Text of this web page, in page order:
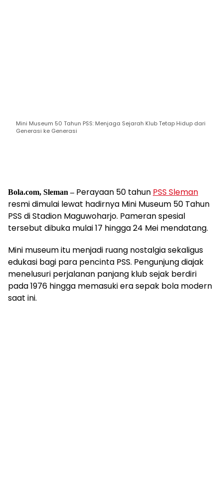
Mini Museum 50 Tahun PSS: Menjaga Sejarah Klub Tetap Hidup dari
Generasi ke Generasi
Bola.com, Sleman –Perayaan 50 tahun PSS Sleman
resmi dimulai lewat hadirnya Mini Museum 50 Tahun
PSS di Stadion Maguwoharjo. Pameran spesial
tersebut dibuka mulai 17 hingga 24 Mei mendatang.
Mini museum itu menjadi ruang nostalgia sekaligus
edukasi bagi para pencinta PSS. Pengunjung diajak
menelusuri perjalanan panjang klub sejak berdiri
pada 1976 hingga memasuki era sepak bola modern
saat ini.